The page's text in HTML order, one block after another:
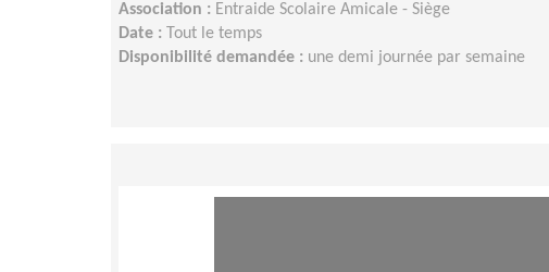
Association : Entraide Scolaire Amicale - Siège
Date :
Tout le temps
Disponibilité demandée : une demi journée par semaine